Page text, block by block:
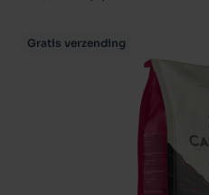
Gratis verzending